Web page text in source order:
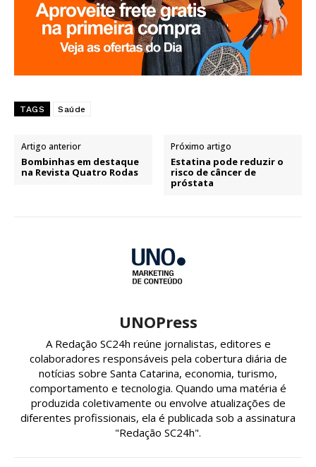
TAGS Saúde
Artigo anterior
Bombinhas em destaque
na Revista Quatro Rodas
Próximo artigo
Estatina pode reduzir o
risco de câncer de
próstata
UNOPress
A Redação SC24h reúne jornalistas, editores e
colaboradores responsáveis pela cobertura diária de
notícias sobre Santa Catarina, economia, turismo,
comportamento e tecnologia. Quando uma matéria é
produzida coletivamente ou envolve atualizações de
diferentes profissionais, ela é publicada sob a assinatura
"Redação SC24h".